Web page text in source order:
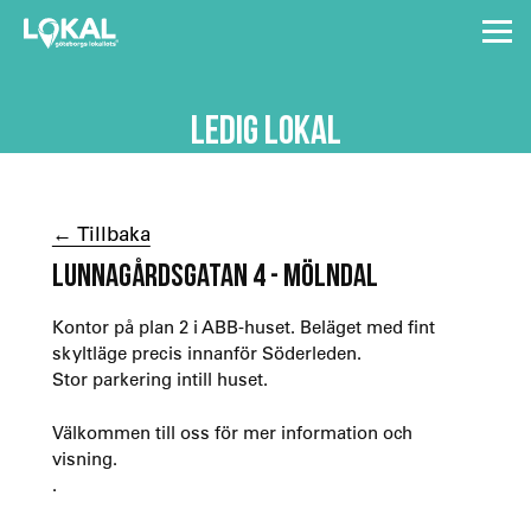
LEDIG LOKAL
← Tillbaka
LUNNAGÅRDSGATAN 4 - MÖLNDAL
Kontor på plan 2 i ABB-huset. Beläget med fint
skyltläge precis innanför Söderleden.
Stor parkering intill huset.
Välkommen till oss för mer information och
visning.
.